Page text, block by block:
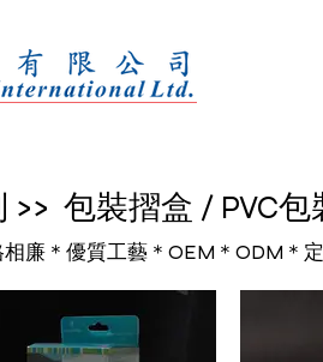
>> 包裝摺盒 / PVC
相廉＊優質工藝＊OEM＊ODM＊